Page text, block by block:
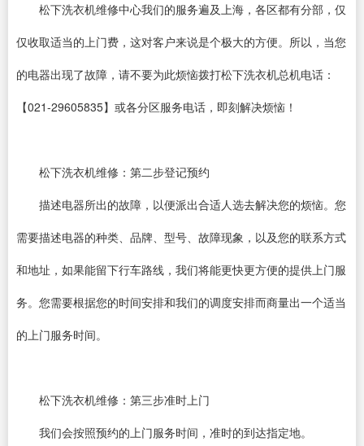
松下洗衣机维修中心我们的服务遍及上海，各区都有分部，仅
仅收取适当的上门费，这对客户来说是个极大的方便。所以，当您
的电器出现了故障，请不要为此烦恼拨打松下洗衣机总机电话：
【021-29605835】或各分区服务电话，即刻解决烦恼！
松下洗衣机维修：第二步登记预约
描述电器所出的故障，以便派出合适人选去解决您的烦恼。您
需要描述电器的种类、品牌、型号、故障现象，以及您的联系方式
和地址，如果能留下行车路线，我们将能更快更方便的提供上门服
务。您需要根据您的时间安排和我们的调度安排而商量出一个适当
的上门服务时间。
松下洗衣机维修：第三步准时上门
我们会按照预约的上门服务时间，准时的到达指定地。